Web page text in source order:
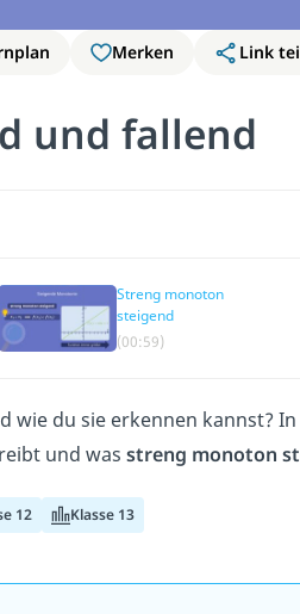
Merken
Link
und fallend
Streng monoton
steigend
(00:59)
wie du sie erkennen kannst?
und was streng monoton
12 Klasse 13